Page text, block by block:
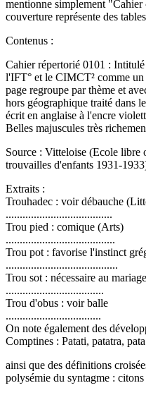
mentionne simplement
couverture représente des
Contenus :
Cahier répertorié 0101 :
l'IFT° et le CIMCT² comme
page regroupe par thème et
hors géographique traité dans
écrit en anglaise à l'encre
Belles majuscules très
Source : Vitteloise (Ecole libre
trouvailles d'enfants 1931-
Extraits :
Trouhadec : voir débauche
......................................
Trou pied : comique (Arts)
.......................................
Trou pot : favorise l'instinct
........................................
Trou sot : nécessaire au
...................................
Trou d'obus : voir balle
..................................
On note également des
Comptines : Patati, patatra,
ainsi que des définitions
polysémie du syntagme :